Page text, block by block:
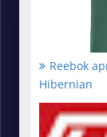
Reebok
Hibernian